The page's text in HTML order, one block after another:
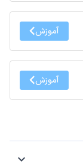
آموزش
آموزش